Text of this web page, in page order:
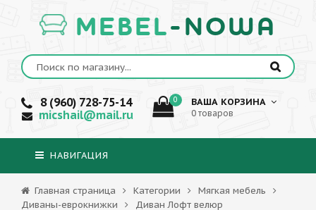
MEBEL-NOWA
8 (960) 728-75-14
micshail@mail.ru
0 ВАША КОРЗИНА
0 товаров
НАВИГАЦИЯ
Главная страница Категории
Мягкая мебель
Диваны-еврокнижки
Диван Лофт велюр